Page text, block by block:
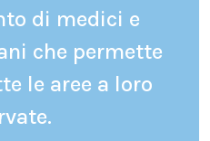
di medici e
che permette
le aree a loro